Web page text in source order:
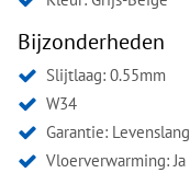
Bijzonderheden
Slijtlaag: 0.55mm
W34
Garantie: Levenslang
Vloerverwarming: Ja